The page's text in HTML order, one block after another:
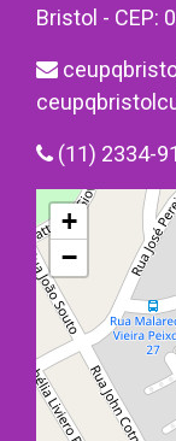
Bristol - CEP:
(11) 2334-
+
−